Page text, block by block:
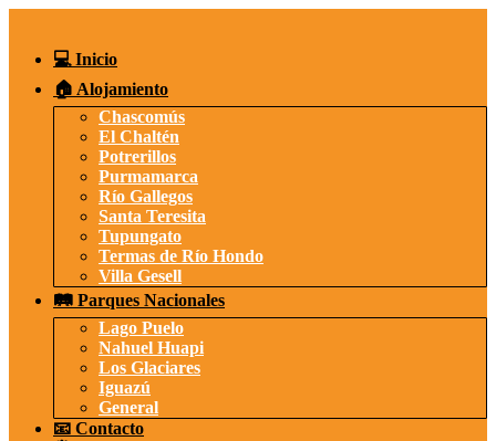
contenido💻 Inicio
🏠 Alojamiento
Chascomús
El Chaltén
Potrerillos
Purmamarca
Río Gallegos
Santa Teresita
Tupungato
Termas de Río Hondo
Villa Gesell
🛤️ Parques Nacionales
Lago Puelo
Nahuel Huapi
Los Glaciares
Iguazú
General
📧 Contacto